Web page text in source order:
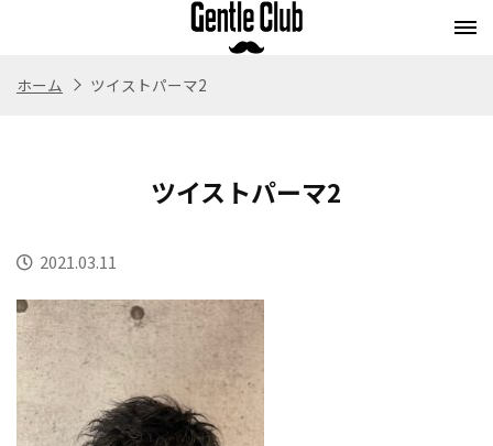
Store
Webストア
Recruit
求人情報
ホーム ツイストパーマ2
ツイストパーマ2
2021.03.11